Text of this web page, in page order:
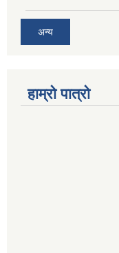
अन्य
हाम्रो पात्रो